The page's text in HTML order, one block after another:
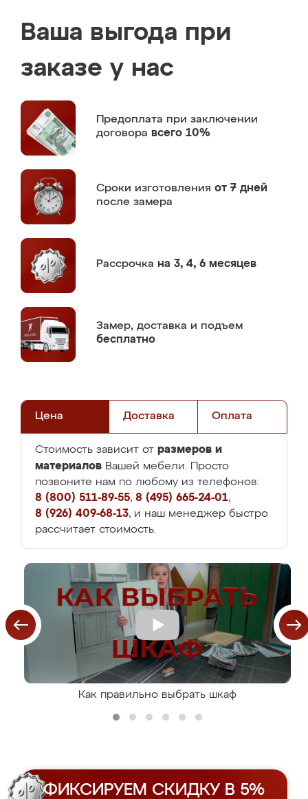
Ваша выгода при
заказе у нас
Предоплата при заключении
договора всего 10%
Сроки изготовления от 7 дней
после замера
Рассрочка на 3, 4, 6 месяцев
Замер, доставка и подъем
бесплатно
Цена Доставка Оплата
Стоимость зависит от размеров и
материалов Вашей мебели. Просто
позвоните нам по любому из телефонов:
8 (800) 511-89-55, 8 (495) 665-24-01,
8 (926) 409-68-13, и наш менеджер быстро
рассчитает стоимость.
Как правильно выбрать шкаф
ФИКСИРУЕМ СКИДКУ В 5%